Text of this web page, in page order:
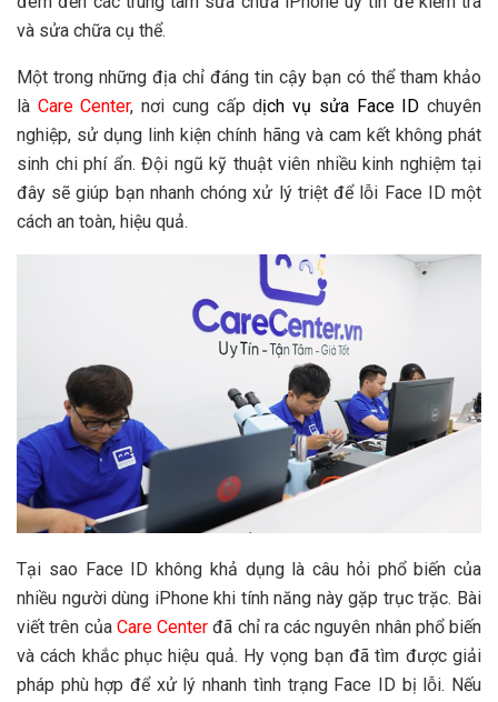
và sửa chữa cụ thể.
Một trong những địa chỉ đáng tin cậy bạn có thể tham khảo
là Care Center, nơi cung cấp dịch vụ sửa Face ID chuyên
nghiệp, sử dụng linh kiện chính hãng và cam kết không phát
sinh chi phí ẩn. Đội ngũ kỹ thuật viên nhiều kinh nghiệm tại
đây sẽ giúp bạn nhanh chóng xử lý triệt để lỗi Face ID một
cách an toàn, hiệu quả.
Tại sao Face ID không khả dụng là câu hỏi phổ biến của
nhiều người dùng iPhone khi tính năng này gặp trục trặc. Bài
viết trên củaCare Center đã chỉ ra các nguyên nhân phổ biến
và cách khắc phục hiệu quả. Hy vọng bạn đã tìm được giải
pháp phù hợp để xử lý nhanh tình trạng Face ID bị lỗi. Nếu